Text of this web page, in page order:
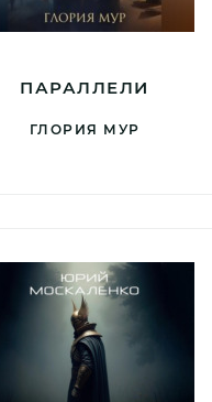
ПАРАЛЛЕЛИ
ГЛОРИЯ МУР